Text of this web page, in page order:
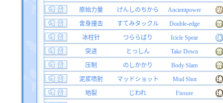
原始力量
げんしのちから
Ancientpower
舍身撞击
すてみタックル
Double-edge
冰柱针
つららばり
Icicle Spear
突进
とっしん
Take Down
压制
のしかかり
Body Slam
泥浆喷射
マッドショット
Mud Shot
地裂
じわれ
Fissure